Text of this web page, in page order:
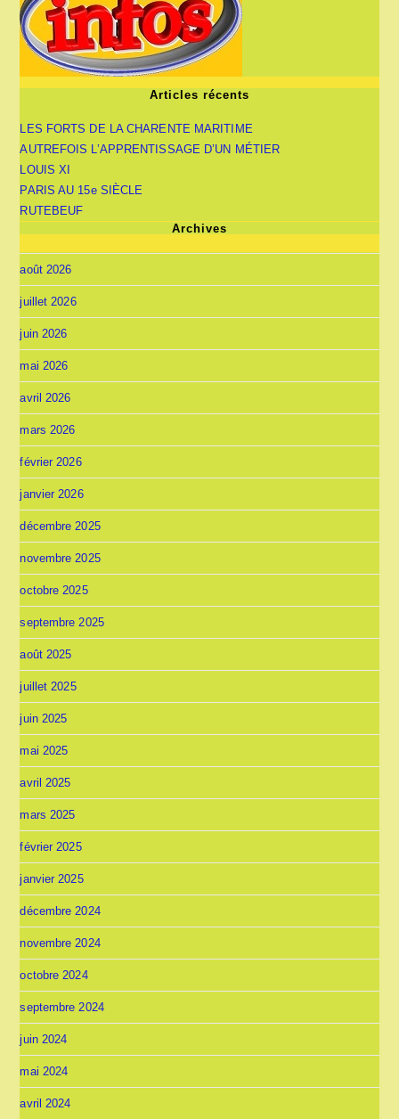
Articles récents
LES FORTS DE LA CHARENTE MARITIME
AUTREFOIS L’APPRENTISSAGE D’UN MÉTIER
LOUIS XI
PARIS AU 15e SIÈCLE
RUTEBEUF
Archives
août 2026
juillet 2026
juin 2026
mai 2026
avril 2026
mars 2026
février 2026
janvier 2026
décembre 2025
novembre 2025
octobre 2025
septembre 2025
août 2025
juillet 2025
juin 2025
mai 2025
avril 2025
mars 2025
février 2025
janvier 2025
décembre 2024
novembre 2024
octobre 2024
septembre 2024
juin 2024
mai 2024
avril 2024